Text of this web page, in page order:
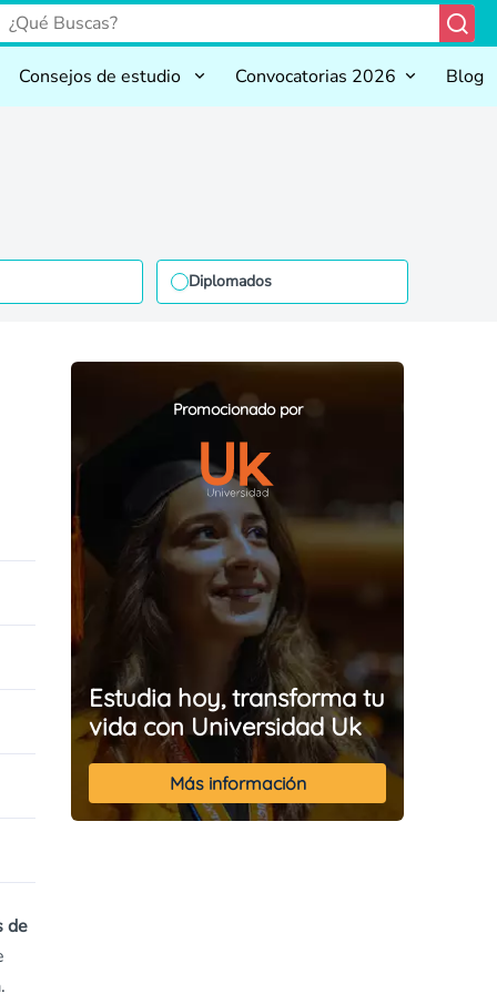
Consejos de estudio Convocatorias 2026 Blog
Diplomados
Promocionado por
Estudia hoy, transforma tu
vida con Universidad Uk
Más información
de